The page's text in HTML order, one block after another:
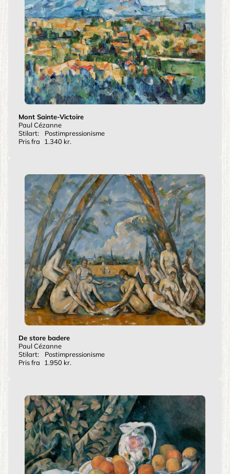
Mont Sainte-Victoire
Paul Cézanne
Stilart:
Postimpressionisme
Pris fra
1.340 kr.
De store badere
Paul Cézanne
Stilart:
Postimpressionisme
Pris fra
1.950 kr.